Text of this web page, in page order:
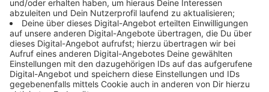
nicht mehr rechtzeitig liefern können.
Die Stadtverwaltung beruhigt in der Diskussion
erstmal. Sie hofft mit den laufenden Maßnahmen zur
Verbesserung der Luftqualität Streckenfahrverbote
noch abwenden zu können.